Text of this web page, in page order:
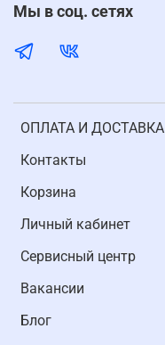
ОПЛАТА И ДОСТАВКА
Контакты
Корзина
Личный кабинет
Cервисный центр
Вакансии
Блог
Мы в соц. сетях